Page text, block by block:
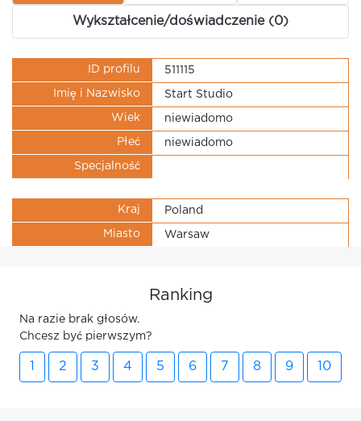
Wykształcenie/doświadczenie (0)
ID profilu 511115
Imię i Nazwisko Start Studio
Wiek niewiadomo
Płeć niewiadomo
Specjalność
Kraj Poland
Miasto Warsaw
Ranking
Na razie brak głosów.
Chcesz być pierwszym?
2 3 4 5 6 7 8 9 10